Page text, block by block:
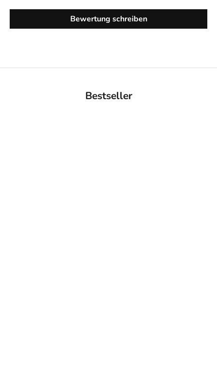
Bewertung schreiben
Bestseller